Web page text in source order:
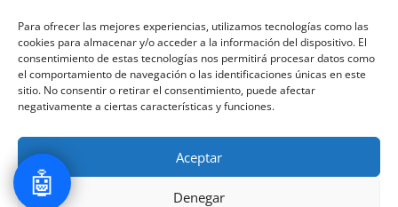
Para ofrecer las mejores experiencias, utilizamos tecnologías como las
cookies para almacenar y/o acceder a la información del dispositivo. El
consentimiento de estas tecnologías nos permitirá procesar datos como
el comportamiento de navegación o las identificaciones únicas en este
sitio. No consentir o retirar el consentimiento, puede afectar
negativamente a ciertas características y funciones.
Aceptar
Denegar
🤖
que por lo tanto te
ocasiona malestar y
sufrimiento, dialoga en este
chat con